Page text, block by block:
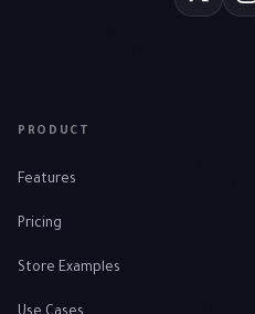
PRODUCT
Features
Pricing
Store Examples